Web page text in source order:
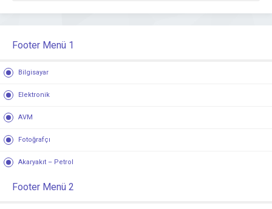
Footer Menü 1
Bilgisayar
Elektronik
AVM
Fotoğrafçı
Akaryakıt – Petrol
Footer Menü 2